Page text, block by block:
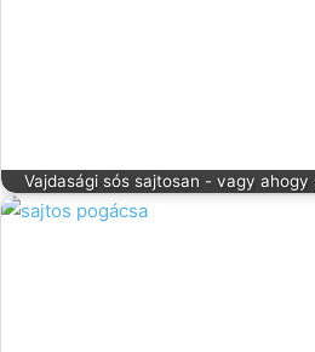
Vajdasági sós sajtosan - vagy ahogy